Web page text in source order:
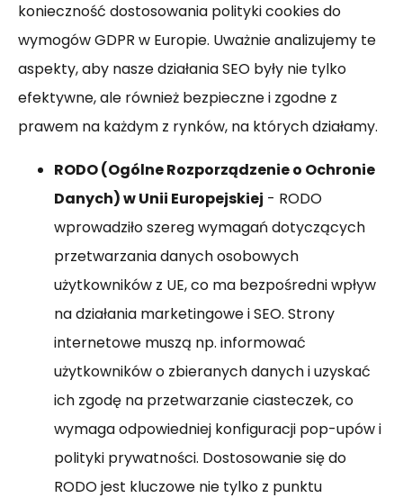
konieczność dostosowania polityki cookies do
wymogów GDPR w Europie. Uważnie analizujemy te
aspekty, aby nasze działania SEO były nie tylko
efektywne, ale również bezpieczne i zgodne z
prawem na każdym z rynków, na których działamy.
RODO (Ogólne Rozporządzenie o Ochronie
Danych) w Unii Europejskiej - RODO
wprowadziło szereg wymagań dotyczących
przetwarzania danych osobowych
użytkowników z UE, co ma bezpośredni wpływ
na działania marketingowe i SEO. Strony
internetowe muszą np. informować
użytkowników o zbieranych danych i uzyskać
ich zgodę na przetwarzanie ciasteczek, co
wymaga odpowiedniej konfiguracji pop-upów i
polityki prywatności. Dostosowanie się do
RODO jest kluczowe nie tylko z punktu